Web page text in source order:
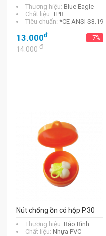
Thương hiệu: Blue Eagle
Chất liệu: TPR
Tiêu chuẩn: *CE ANSI S3.19
13.000đ - 7%
14.000đ
Nút chống ồn có hộp P.30
Thương hiệu: Bảo Bình
Chất liệu: Nhựa PVC